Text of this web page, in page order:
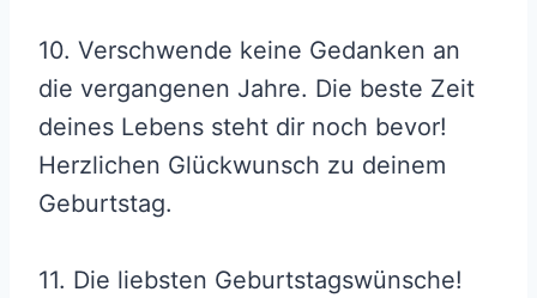
10. Verschwende keine Gedanken an
die vergangenen Jahre. Die beste Zeit
deines Lebens steht dir noch bevor!
Herzlichen Glückwunsch zu deinem
Geburtstag.
11. Die liebsten Geburtstagswünsche!